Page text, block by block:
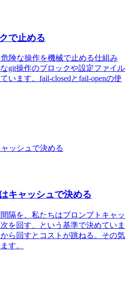
で止める
険な操作を機械で止める仕組み
git操作のブロックや設定ファイル
います。fail-closedとfail-openの使
ッシュで決める
キャッシュで決める
隔を、私たちはプロンプトキャッ
を回す、という基準で決めていま
ら回すとコストが跳ねる。その気
す。